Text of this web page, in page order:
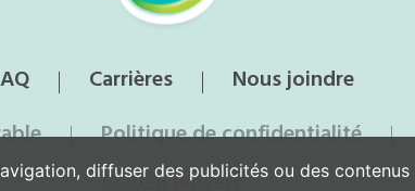
Carrières
Nous joindre
Politique de confidentialité
diffuser des publicités ou des contenus